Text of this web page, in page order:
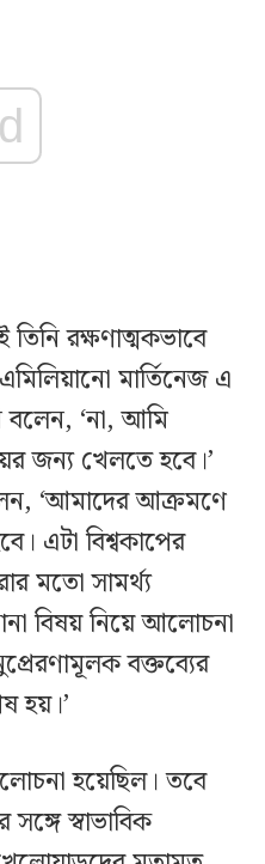
রক্ষণাত্মকভাবে
মার্তিনেজ এ
বলেন, ‘না, আমি
জন্য খেলতে হবে।’
‘আমাদের আক্রমণে
এটা বিশ্বকাপের
মতো সামর্থ্য
বিষয় নিয়ে আলোচনা
বক্তব্যের
হয়।’
হয়েছিল। তবে
স্বাভাবিক